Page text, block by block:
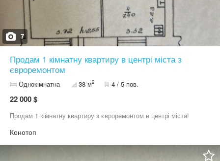
7
Продам 1 кімнатну квартиру в центрі міста з
євроремонтом
Однокімнатна 38 м2 4 / 5 пов.
22 000 $
Продам 1 кімнатну квартиру з євроремонтом в центрі міста!
Конотоп